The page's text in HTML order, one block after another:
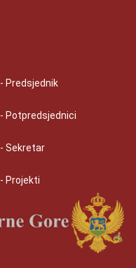
- Predsjednik
- Potpredsjednici
- Sekretar
- Projekti